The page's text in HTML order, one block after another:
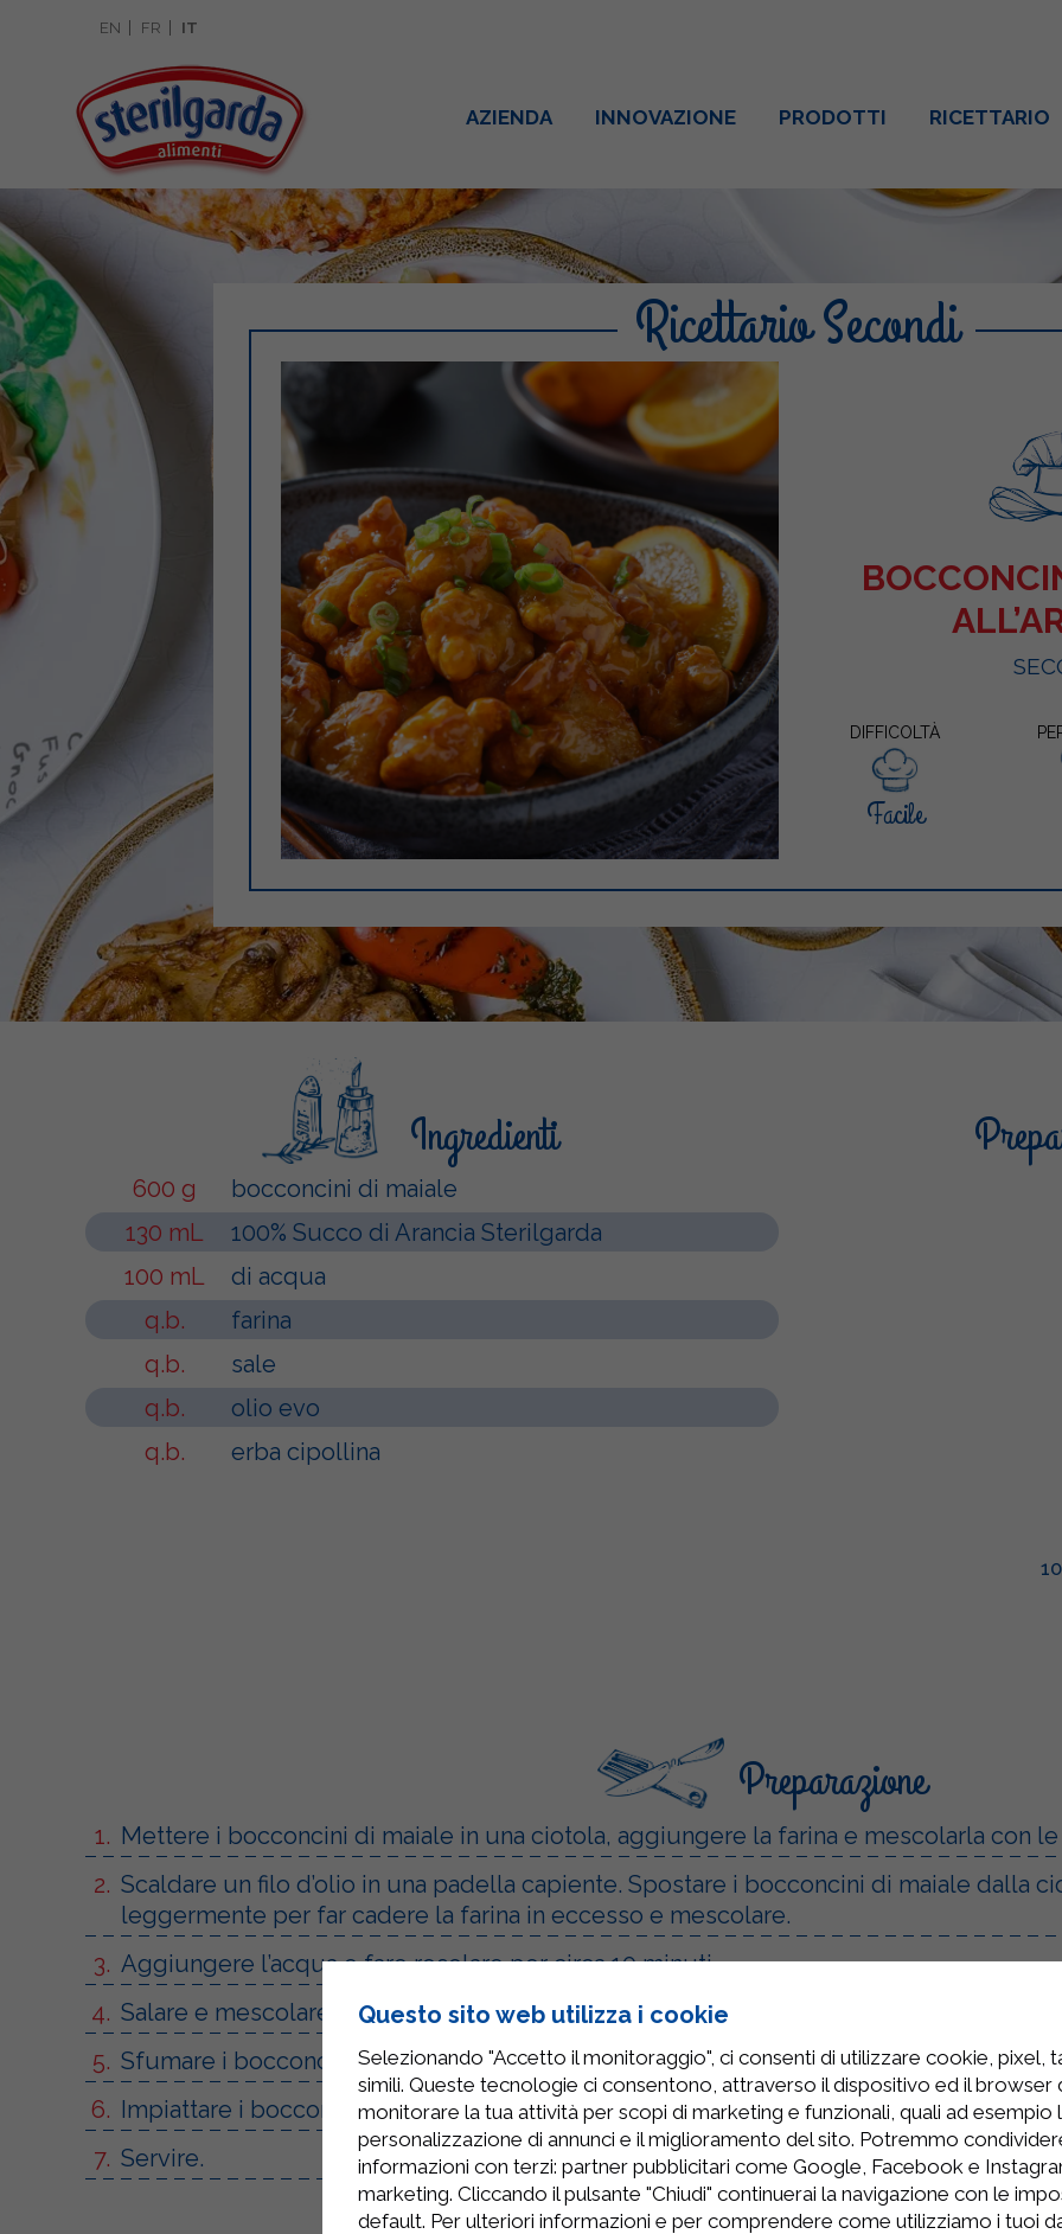
EN FR IT
AZIENDA INNOVAZIONE PRODOTTI RICETTARIO
Ricettario Secondi
DIFFICOLTÀ
Facile
Ingredienti
600 g
bocconcini di maiale
130 mL
100% Succo di Arancia Sterilgarda
100 mL
di acqua
q.b.
farina
q.b.
sale
q.b.
olio evo
q.b.
erba cipollina
Preparazione
Mettere i bocconcini di maiale in una ciotola, aggiungere la farina e mescolarla con
Scaldare un filo d’olio in una padella capiente. Spostare i bocconcini di maiale dalla
leggermente per far cadere la farina in eccesso e mescolare.
Aggiungere l’acqua e fare rosolare per circa 10 minuti.
Salare e mescolare, distribuire in modo da uniformare la crema che si sarà creata.
Sfumare i bocconcini di maiale con il 100% Succo di Arancia Sterilgarda e fare
Impiattare i bocconcini con il sughetto e completare con l’erba cipollina.
Servire.
Questo sito web utilizza i cookie
Selezionando "Accetto il monitoraggio", ci consenti di utilizzare cookie, pixel,
simili. Queste tecnologie ci consentono, attraverso il dispositivo ed il browser
monitorare la tua attività per scopi di marketing e funzionali, quali ad esempio
personalizzazione di annunci e il miglioramento del sito. Potremmo
informazioni con terzi: partner pubblicitari come Google, Facebook e
marketing. Cliccando il pulsante "Chiudi" continuerai la navigazione con le
default. Per ulteriori informazioni e per comprendere come utilizziamo i tuoi